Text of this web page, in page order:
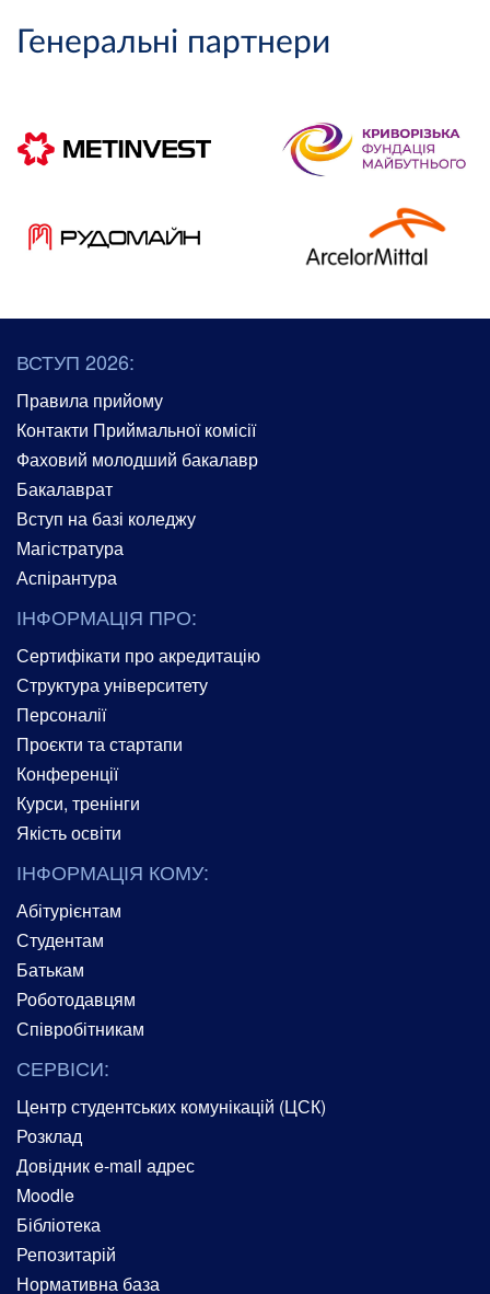
Генеральні партнери
ВСТУП 2026:
Правила прийому
Контакти Приймальної комісії
Фаховий молодший бакалавр
Бакалаврат
Вступ на базі коледжу
Магістратура
Аспірантура
ІНФОРМАЦІЯ ПРО:
Сертифікати про акредитацію
Структура університету
Персоналії
Проєкти та стартапи
Конференції
Курси, тренінги
Якість освіти
ІНФОРМАЦІЯ КОМУ:
Абітурієнтам
Студентам
Батькам
Роботодавцям
Співробітникам
СЕРВІСИ:
Центр студентських комунікацій (ЦСК)
Розклад
Довідник e-mail адрес
Moodle
Бібліотека
Репозитарій
Нормативна база